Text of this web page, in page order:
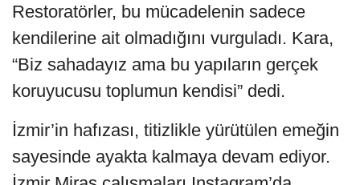
Restoratörler, bu mücadelenin sadece
kendilerine ait olmadığını vurguladı. Kara,
“Biz sahadayız ama bu yapıların gerçek
koruyucusu toplumun kendisi” dedi.
İzmir’in hafızası, titizlikle yürütülen emeğin
sayesinde ayakta kalmaya devam ediyor.